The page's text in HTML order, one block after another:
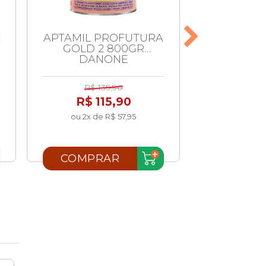
APTAMIL PROFUTURA
GOLD 2 800GR
DANONE
R$ 135,90
R$ 115,90
ou 2x de R$ 57,95
COMPRAR